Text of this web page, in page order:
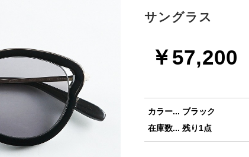
サングラス
￥57,200
カラー... ブラック
在庫数... 残り1点